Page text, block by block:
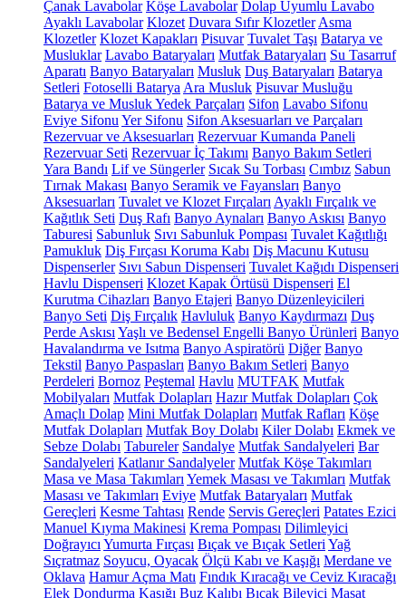
Çanak Lavabolar Köşe Lavabolar Dolap Uyumlu Lavabo
Ayaklı Lavabolar Klozet Duvara Sıfır Klozetler Asma
Klozetler Klozet Kapakları Pisuvar Tuvalet Taşı Batarya ve
Musluklar Lavabo Bataryaları Mutfak Bataryaları Su Tasarruf
Aparatı Banyo Bataryaları Musluk Duş Bataryaları Batarya
Setleri Fotoselli Batarya Ara Musluk Pisuvar Musluğu
Batarya ve Musluk Yedek Parçaları Sifon Lavabo Sifonu
Eviye Sifonu Yer Sifonu Sifon Aksesuarları ve Parçaları
Rezervuar ve Aksesuarları Rezervuar Kumanda Paneli
Rezervuar Seti Rezervuar İç Takımı Banyo Bakım Setleri
Yara Bandı Lif ve Süngerler Sıcak Su Torbası Cımbız Sabun
Tırnak Makası Banyo Seramik ve Fayansları Banyo
Aksesuarları Tuvalet ve Klozet Fırçaları Ayaklı Fırçalık ve
Kağıtlık Seti Duş Rafı Banyo Aynaları Banyo Askısı Banyo
Taburesi Sabunluk Sıvı Sabunluk Pompası Tuvalet Kağıtlığı
Pamukluk Diş Fırçası Koruma Kabı Diş Macunu Kutusu
Dispenserler Sıvı Sabun Dispenseri Tuvalet Kağıdı Dispenseri
Havlu Dispenseri Klozet Kapak Örtüsü Dispenseri El
Kurutma Cihazları Banyo Etajeri Banyo Düzenleyicileri
Banyo Seti Diş Fırçalık Havluluk Banyo Kaydırmazı Duş
Perde Askısı Yaşlı ve Bedensel Engelli Banyo Ürünleri Banyo
Havalandırma ve Isıtma Banyo Aspiratörü Diğer Banyo
Tekstil Banyo Paspasları Banyo Bakım Setleri Banyo
Perdeleri Bornoz Peştemal Havlu MUTFAK Mutfak
Mobilyaları Mutfak Dolapları Hazır Mutfak Dolapları Çok
Amaçlı Dolap Mini Mutfak Dolapları Mutfak Rafları Köşe
Mutfak Dolapları Mutfak Boy Dolabı Kiler Dolabı Ekmek ve
Sebze Dolabı Tabureler Sandalye Mutfak Sandalyeleri Bar
Sandalyeleri Katlanır Sandalyeler Mutfak Köşe Takımları
Masa ve Masa Takımları Yemek Masası ve Takımları Mutfak
Masası ve Takımları Eviye Mutfak Bataryaları Mutfak
Gereçleri Kesme Tahtası Rende Servis Gereçleri Patates Ezici
Manuel Kıyma Makinesi Krema Pompası Dilimleyici
Doğrayıcı Yumurta Fırçası Bıçak ve Bıçak Setleri Yağ
Sıçratmaz Soyucu, Oyacak Ölçü Kabı ve Kaşığı Merdane ve
Oklava Hamur Açma Matı Fındık Kıracağı ve Ceviz Kıracağı
Elek Dondurma Kaşığı Buz Kalıbı Bıçak Bileyici Masat